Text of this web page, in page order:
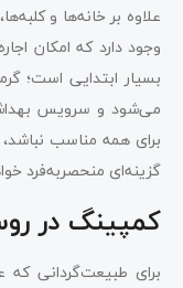
علاوه بر خانه‌ها و
وجود دارد که امکان
بسیار ابتدایی است؛
می‌شود و سرویس
برای همه مناسب
گزینه‌ای منحصربه‌فرد
کمپینگ در
برای طبیعت‌گردانی که